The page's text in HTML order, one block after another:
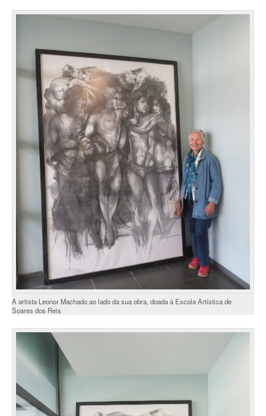
A artista Leonor Machado ao lado da sua obra, doada à Escola Artística de
Soares dos Reis